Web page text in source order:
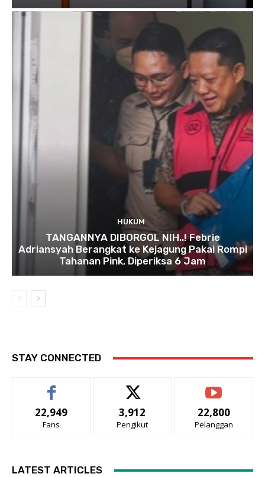
HUKUM
TANGANNYA DIBORGOL NIH..! Febrie
Adriansyah Berangkat ke Kejagung Pakai Rompi
Tahanan Pink, Diperiksa 6 Jam
STAY CONNECTED
22,949
Fans
3,912
Pengikut
22,800
Pelanggan
LATEST ARTICLES